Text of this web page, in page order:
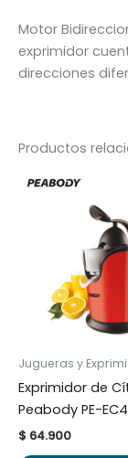
Motor
exprimidor
direcciones
Productos
Jugueras y
Exprimidor de
Peabody PE-
$ 64.900